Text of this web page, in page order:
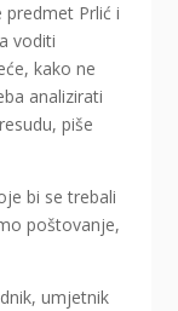
predmet Prlić i
voditi
kako ne
analizirati
piše
bi se trebali
poštovanje,
umjetnik